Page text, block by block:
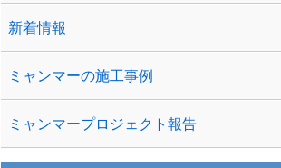
新着情報
ミャンマーの施工事例
ミャンマープロジェクト報告